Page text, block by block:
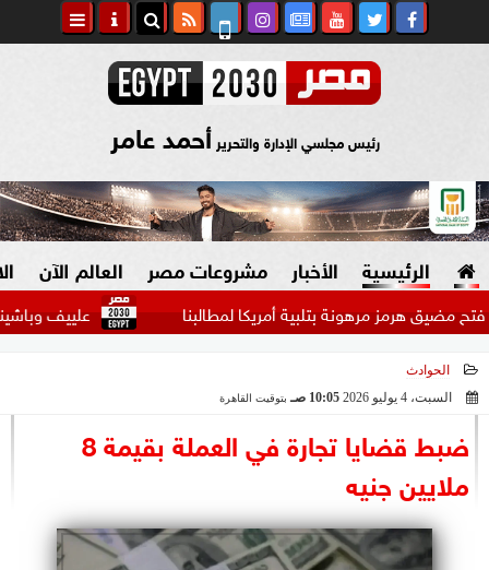
رئيس مجلسي الإدارة والتحرير أحمد عامر
الرئيسية الأخبار
السياسة
الرئاسة
البرلمان
الوزارات
مشروعات مصر
صنع في مصر
العالم الآن
علييف وباشينيان هرمز مرهونة بتلبية أمريكا لمطالبنا
الحوادث
السبت، 4 يوليو 2026
10:05 صـ بتوقيت القاهرة
ضبط قضايا تجارة في العملة بقيمة 8
ملايين جنيه